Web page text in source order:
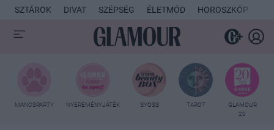
SZTÁROK DIVAT SZÉPSÉG ÉLETMÓD HOROSZKÓP
MANCSPARTY NYEREMÉNYJÁTÉK SYOSS TAROT
GLAMOUR
20